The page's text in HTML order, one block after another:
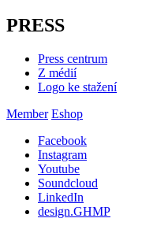
PRESS
Press centrum
Z médií
Logo ke stažení
Member Eshop
Facebook
Instagram
Youtube
Soundcloud
LinkedIn
design.GHMP